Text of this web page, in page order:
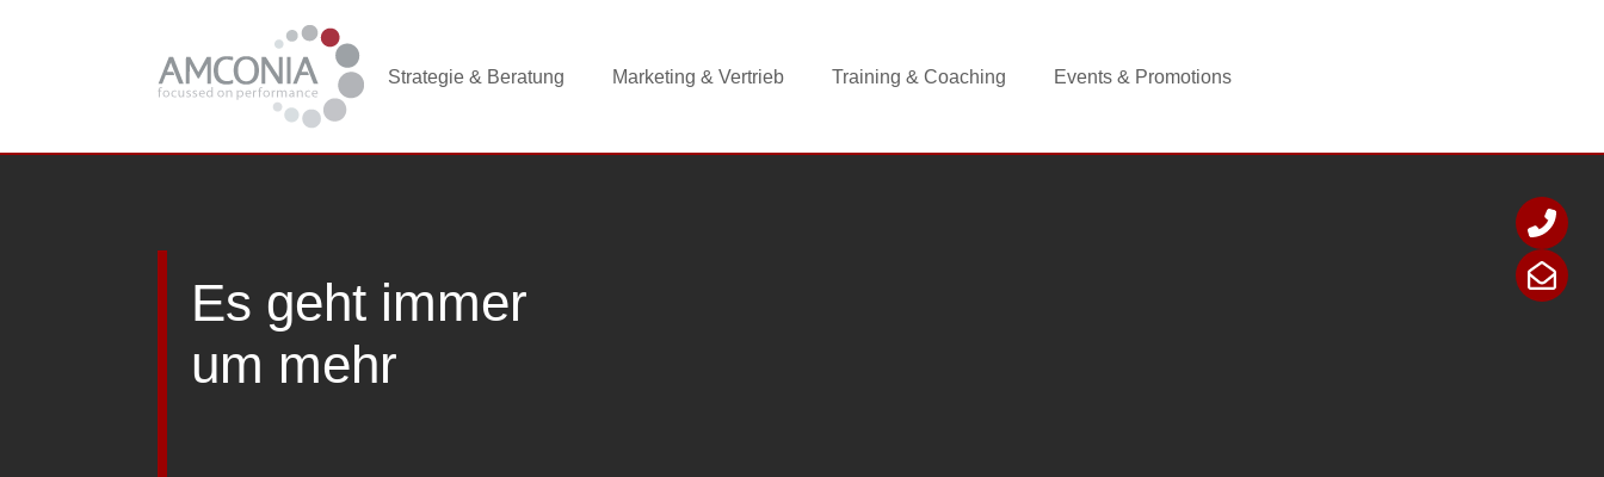
Strategie & Beratung Marketing & Vertrieb Training & Coaching Events & Promotions
Es geht immer
um mehr